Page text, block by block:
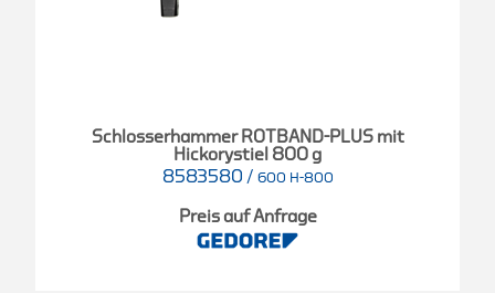
Schlosserhammer ROTBAND-PLUS mit
Hickorystiel 800 g
8583580 / 600 H-800
Preis auf Anfrage